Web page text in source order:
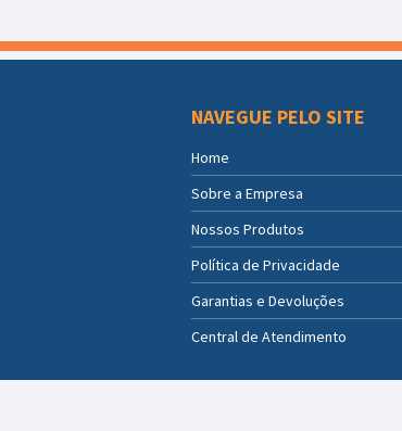
NAVEGUE PELO SITE
Home
Sobre a Empresa
Nossos Produtos
Política de Privacidade
Garantias e Devoluções
Central de Atendimento